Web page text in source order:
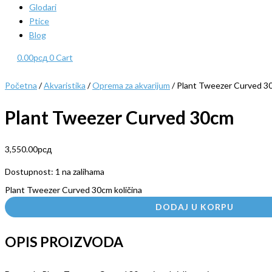
Glodari
Ptice
Blog
0.00рсд 0Cart
Početna /Akvaristika /Oprema za akvarijum / Plant Tweezer Curved
Plant Tweezer Curved 30cm
3,550.00рсд
Dostupnost: 1 na zalihama
Plant Tweezer Curved 30cm količina
DODAJ U KORPU
OPIS PROIZVODA